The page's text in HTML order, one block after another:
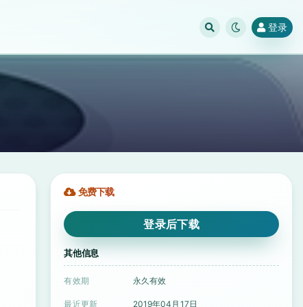
登录
免费下载
登录后下载
其他信息
有效期 永久有效
最近更新 2019年04月17日